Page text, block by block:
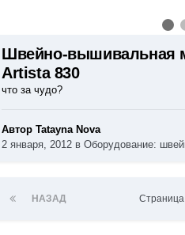
Швейно-вышивальная
Artista 830
что за чудо?
Автор Tatayna Nova
2 января, 2012 в Оборудование:
НАЗАД Страница